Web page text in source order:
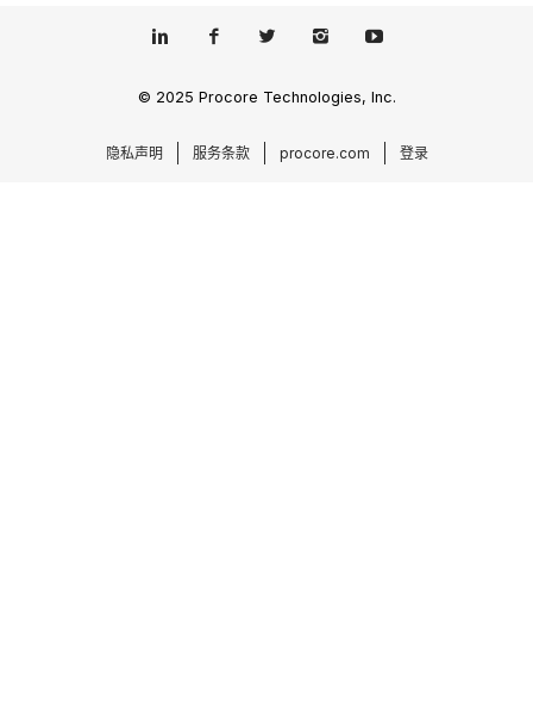
© 2025 Procore Technologies, Inc.
隐私声明 服务条款 procore.com 登录